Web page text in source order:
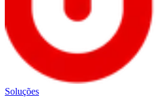
Soluções